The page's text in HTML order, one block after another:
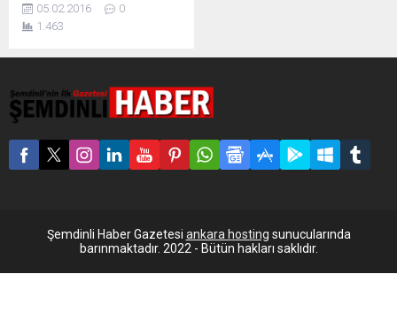
dini ve etnik azınlıklara karşı
bir soykırım yapıldığını kabul
Suriye’de Hıristiyanlar,
Ezidiler ve diğer dini ve etnik
azınlıklara karşı bir soykırım
yapıldığını kabul etti.
Strasbourg’daki parlamento
05.02.2016
0
1.463
Şemdinli Haber Gazetesi ankara hosting sunucularında
barınmaktadır. 2022 - Bütün hakları saklıdır.